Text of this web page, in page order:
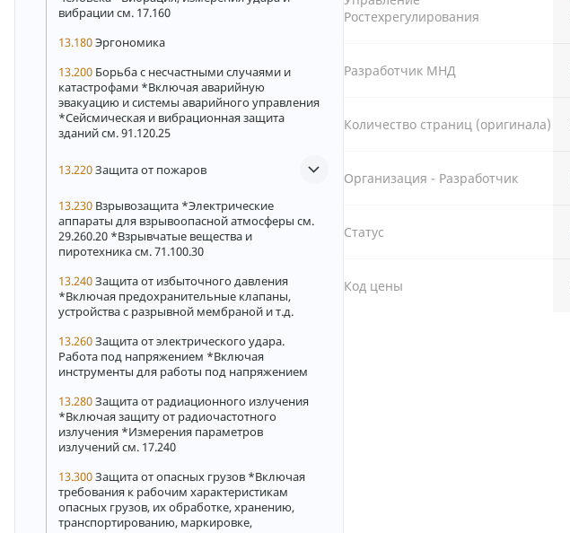
вибрации см. 17.160
13.180Эргономика
13.200 Борьба с несчастными случаями и
катастрофами *Включая аварийную
эвакуацию и системы аварийного управления
*Сейсмическая и вибрационная защита
зданий см. 91.120.25
13.220Защита от пожаров
13.230 Взрывозащита *Электрические
аппараты для взрывоопасной атмосферы см.
29.260.20 *Взрывчатые вещества и
пиротехника см. 71.100.30
13.240Защита от избыточного давления
*Включая предохранительные клапаны,
устройства с разрывной мембраной и т.д.
13.260Защита от электрического удара.
Работа под напряжением *Включая
инструменты для работы под напряжением
13.280Защита от радиационного излучения
*Включая защиту от радиочастотного
излучения *Измерения параметров
излучений см. 17.240
13.300Защита от опасных грузов *Включая
требования к рабочим характеристикам
опасных грузов, их обработке, хранению,
транспортированию, маркировке,
Ростехрегулирования
Разработчик МНД
Количество страниц (оригинала)
Организация - Разработчик
Статус
Код цены